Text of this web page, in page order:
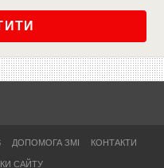
ДОПОМОГА ЗМІ КОНТАКТИ
САЙТУ